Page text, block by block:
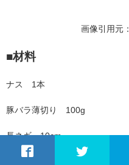
画像引用元：
■材料
ナス 1本
豚バラ薄切り 100g
長ネギ 10cm